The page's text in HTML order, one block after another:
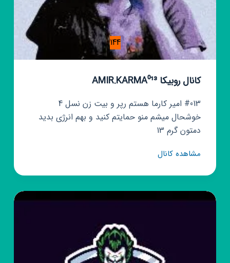
144
کانال روبیکا AMIR.KARMA⁰¹³
#013 امیر کارما هستم رپر و بیت زن نسل 4
خوشحال میشم منو حمایتم کنید و بهم انرژی بدید
دمتون گرم 13
مشاهده کانالکانال
AMIR.KARMA⁰¹³